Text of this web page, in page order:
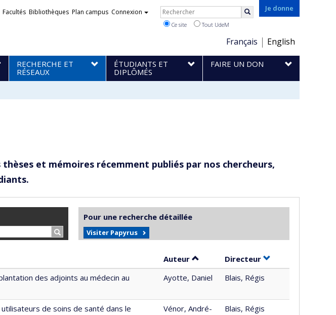
Je donne
Choix
de
la
langue
Français English
Facultés Bibliothèques Plan campus Connexion Rechercher
Ce site Tout UdeM
RECHERCHE ET
RÉSEAUX
ÉTUDIANTS ET
DIPLÔMÉS
FAIRE UN DON
thèses et mémoires récemment publiés par nos chercheurs,
Rechercher…
Pour une recherche détaillée
Visiter Papyrus
Auteur Trier par auteur en ordre croissant
Directeur par contributeur
des adjoints au médecin au
Ayotte, Daniel Blais, Régis
de soins de santé dans le
Vénor, André-
Blais, Régis